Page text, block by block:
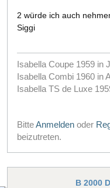
2 würde ich auch
Siggi
Isabella Coupe 1959 in
Isabella Combi 1960 in
Isabella TS de Luxe
BitteAnmelden oder
beizutreten.
B 2000